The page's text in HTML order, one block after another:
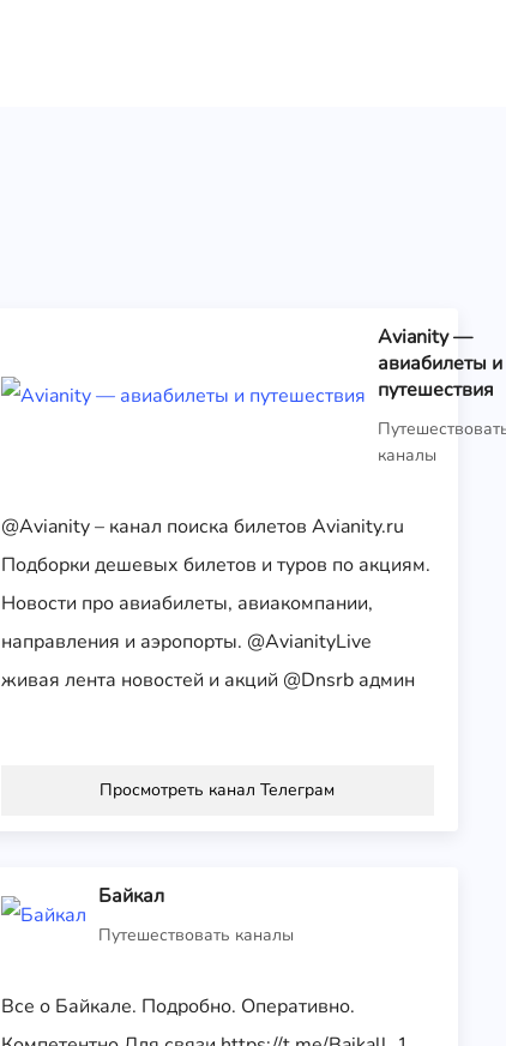
Avianity —
авиабилеты и
путешествия
каналы
@Avianity – канал поиска билетов Avianity.ru
Подборки дешевых билетов и туров по акциям.
Новости про авиабилеты, авиакомпании,
направления и аэропорты. @AvianityLive
живая лента новостей и акций @Dnsrb админ
Просмотреть канал Телеграм
Байкал
Путешествовать каналы
Все о Байкале. Подробно. Оперативно.